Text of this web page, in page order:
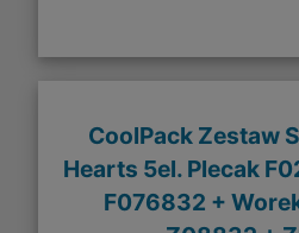
CoolPack Zestaw
Hearts 5el. Plecak
F076832 +